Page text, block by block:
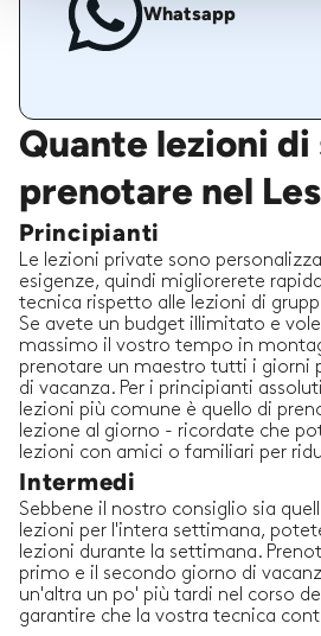
Whatsapp
Quante lezioni
prenotare nel
Principianti
Le lezioni private sono
esigenze, quindi migliorerete
tecnica rispetto alle lezioni di
Se avete un budget illimitato e
massimo il vostro tempo in
prenotare un maestro tutti i giorni
di vacanza. Per i principianti
lezioni più comune è quello di
lezione al giorno - ricordate che
lezioni con amici o familiari per
Intermedi
Sebbene il nostro consiglio sia
lezioni per l'intera settimana,
lezioni durante la settimana.
primo e il secondo giorno di
un'altra un po' più tardi nel corso
garantire che la vostra tecnica